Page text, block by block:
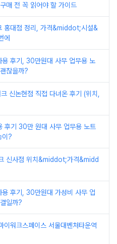
매 전 꼭 읽어야 할 가이드
홍대점 정리, 가격&middot;시설&
에
후기, 30만원대 사무 업무용 노
찮을까?
신논현점 직접 다녀온 후기 (위치,
후기 30만 원대 사무 업무용 노트
이?
신사점 위치&middot;가격&midd
후기, 30만원대 가성비 사무 업
일까?
이워크스페이스 서울대벤처타운역